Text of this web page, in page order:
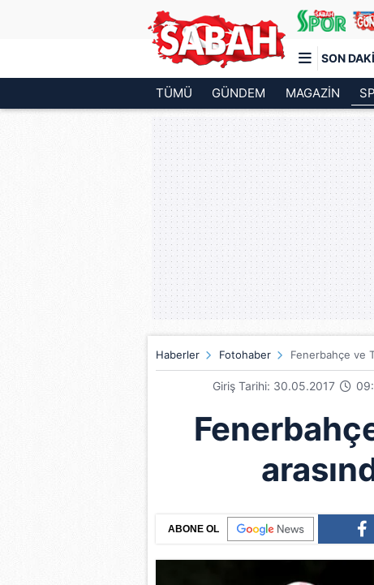
SON
Türkiye'nin en iyi haber sitesi
TÜMÜ GÜNDEM MAGAZİN
Haberler Fotohaber Fenerbahçe ve
Giriş Tarihi: 30.05.2017
ABONE OL